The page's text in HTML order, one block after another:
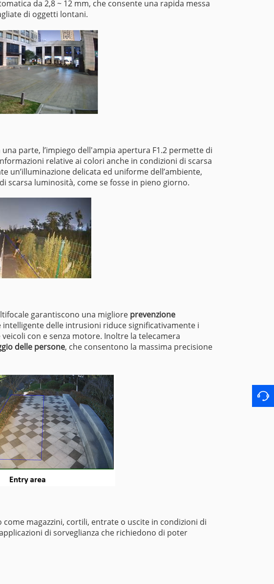
da 2,8 ~ 12 mm, che consente una rapida messa
di oggetti lontani.
parte, l’impiego dell'ampia apertura F1.2 permette di
relative ai colori anche in condizioni di scarsa
un’illuminazione delicata ed uniforme dell’ambiente,
scarsa luminosità, come se fosse in pieno giorno.
garantiscono una migliore prevenzione
intelligente delle intrusioni riduce significativamente i
con e senza motore. Inoltre la telecamera
delle persone, che consentono la massima precisione
magazzini, cortili, entrate o uscite in condizioni di
di sorveglianza che richiedono di poter